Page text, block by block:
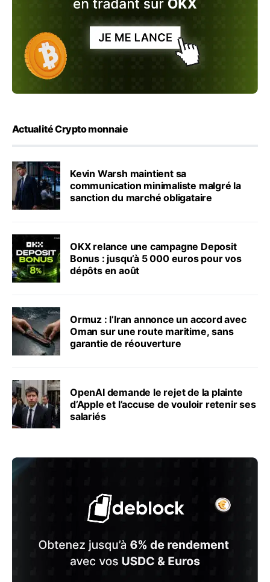
Actualité Crypto monnaie
Kevin Warsh maintient sa
communication minimaliste malgré la
sanction du marché obligataire
OKX relance une campagne Deposit
Bonus : jusqu’à 5 000 euros pour vos
dépôts en août
Ormuz : l’Iran annonce un accord avec
Oman sur une route maritime, sans
garantie de réouverture
OpenAI demande le rejet de la plainte
d’Apple et l’accuse de vouloir retenir ses
salariés